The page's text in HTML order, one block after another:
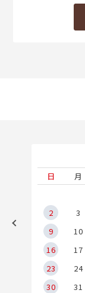
日
月
2
3
9
10
16
17
23
24
30
31